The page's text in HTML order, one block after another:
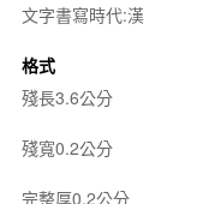
文字書寫時代:漢
格式
殘長3.6公分
殘寬0.2公分
完整厚0.2公分